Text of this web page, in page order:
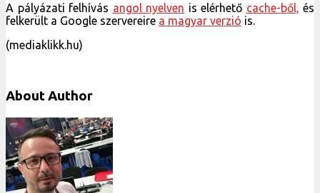
A pályázati felhívás angol nyelven is elérhető cache-ből, és
felkerült a Google szervereire a magyar verzió is.
(mediaklikk.hu)
About Author